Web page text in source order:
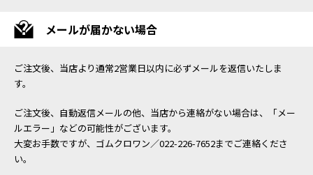
メールが届かない場合
ご注文後、当店より通常2営業日以内に必ずメールを返信いたしま
す。
ご注文後、自動返信メールの他、当店から連絡がない場合は、「メー
ルエラー」などの可能性がございます。
大変お手数ですが、ゴムクロワン／022-226-7652までご連絡くださ
い。